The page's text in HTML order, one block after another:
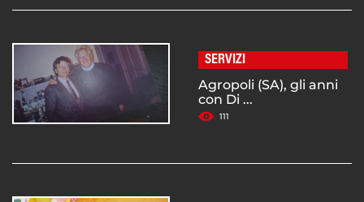
SERVIZI
Agropoli (SA), gli anni
con Di ...
111